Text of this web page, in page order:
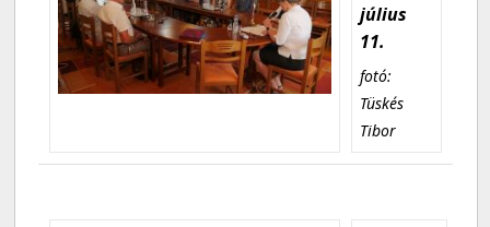
július
11.
fotó:
Tüskés
Tibor